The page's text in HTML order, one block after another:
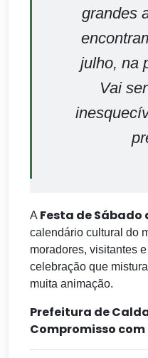
grandes
julho, na
Vai
A Festa de Sábado
calendário cultural do
moradores, visitantes
celebração que
muita animação.
Prefeitura de
Compromisso com